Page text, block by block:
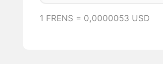
1 FRENS = 0,0000053 USD